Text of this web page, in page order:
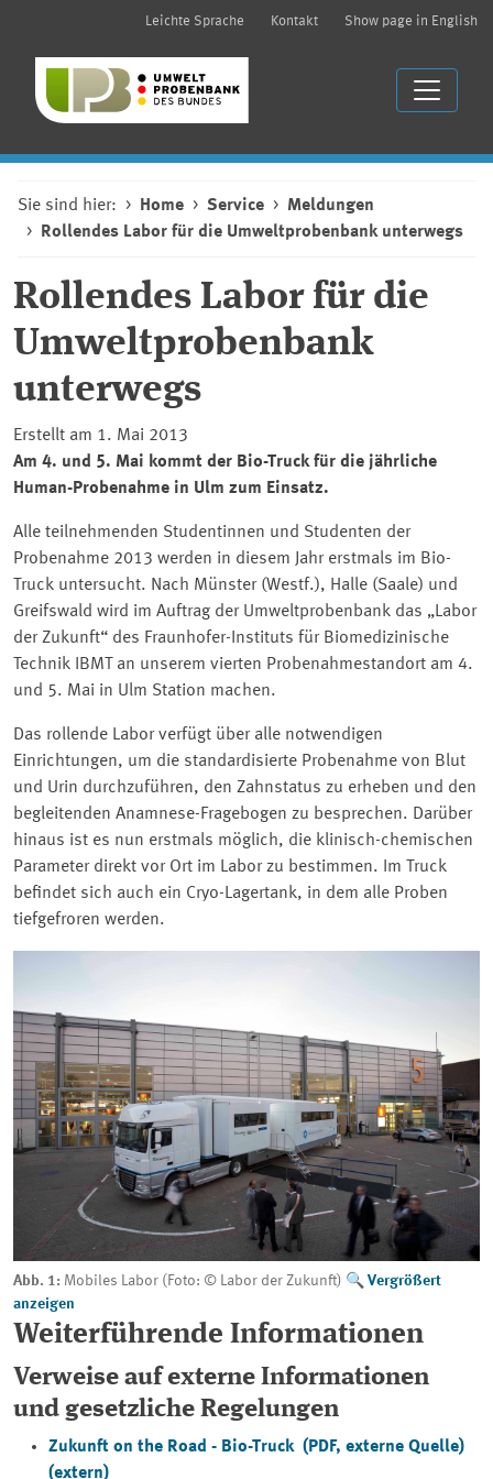
Leichte Sprache Kontakt Show page in English
Sie sind hier: Home Service
Meldungen
Rollendes Labor für die Umweltprobenbank unterwegs
Rollendes Labor für die
Umweltprobenbank
unterwegs
Erstellt am 1. Mai 2013
Am 4. und 5. Mai kommt der Bio-Truck für die jährliche
Human-Probenahme in Ulm zum Einsatz.
Alle teilnehmenden Studentinnen und Studenten der
Probenahme 2013 werden in diesem Jahr erstmals im Bio-
Truck untersucht. Nach Münster (Westf.), Halle (Saale) und
Greifswald wird im Auftrag der Umweltprobenbank das
Labor
der Zukunft
des Fraunhofer-Instituts für Biomedizinische
Technik IBMT an unserem vierten Probenahmestandort am 4.
und 5. Mai in Ulm Station machen.
Das rollende Labor verfügt über alle notwendigen
Einrichtungen, um die standardisierte Probenahme von Blut
und Urin durchzuführen, den Zahnstatus zu erheben und den
begleitenden Anamnese-Fragebogen zu besprechen. Darüber
hinaus ist es nun erstmals möglich, die klinisch-chemischen
Parameter direkt vor Ort im Labor zu bestimmen. Im Truck
befindet sich auch ein Cryo-Lagertank, in dem alle Proben
tiefgefroren werden.
Abb. 1: Mobiles Labor (Foto: © Labor der Zukunft)
Vergrößert
anzeigen
Weiterführende Informationen
Verweise auf externe Informationen
und gesetzliche Regelungen
Zukunft on the Road - Bio-Truck (PDF, externe Quelle)
(extern)